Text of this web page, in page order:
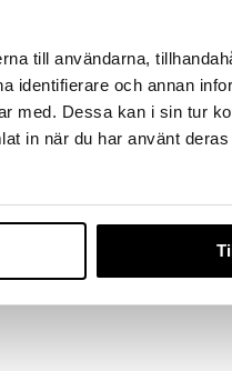
till användarna,
identifierare och annan
med. Dessa kan i sin tur
in när du har använt